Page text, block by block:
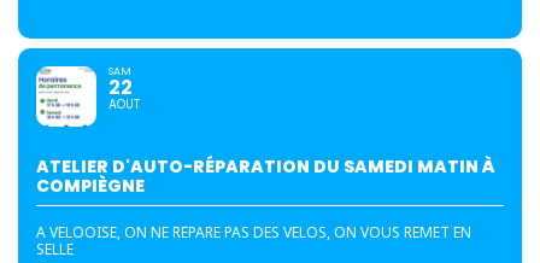
SAM
22
AOUT
ATELIER D'AUTO-RÉPARATION DU SAMEDI MATIN À
COMPIÈGNE
A VELOOISE, ON NE REPARE PAS DES VELOS, ON VOUS REMET EN
SELLE